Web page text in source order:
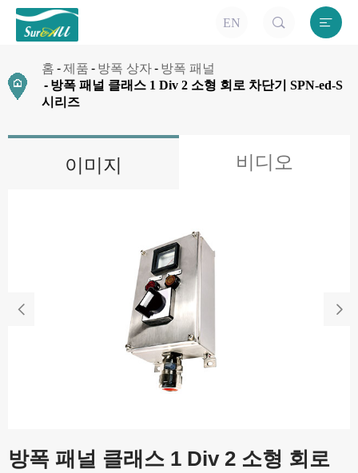
EN  
홈 제품 방폭 상자
방폭 패널
방폭 패널 클래스 1 Div 2 소형 회로 차단기 SPN-ed-S
시리즈
이미지 비디오
 
방폭 패널 클래스 1 Div 2 소형 회로